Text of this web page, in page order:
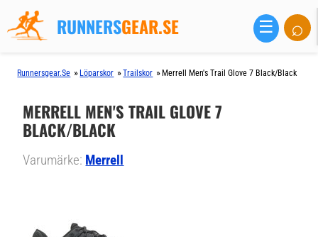
RUNNERSGEAR.SE ☰ ⌕
Runnersgear.se » Löparskor »Trailskor » Merrell Men's Trail Glove 7 Black/Black
MERRELL MEN'S TRAIL GLOVE 7
BLACK/BLACK
Varumärke: Merrell